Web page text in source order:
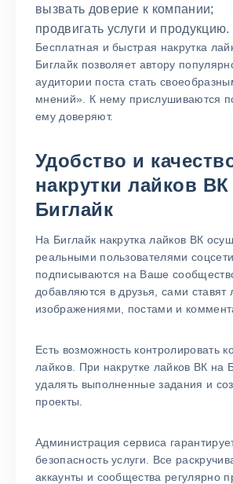
вызвать доверие к компании;
продвигать услуги и продукцию.
Бесплатная и быстрая накрутка
Биглайк позволяет автору
аудитории поста стать
мнений». К нему прислушиваются
ему доверяют.
Удобство и
накрутки лайков
Биглайк
На Биглайк накрутка лайков ВК
реальными пользователями
подписываются на Ваше
добавляются в друзья, сами ставят
изображениями, постами и
Есть возможность контролировать
лайков. При накрутке лайков ВК на
удалять выполненные задания и
проекты.
Администрация сервиса
безопасность услуги. Все
аккаунты и сообщества регулярно